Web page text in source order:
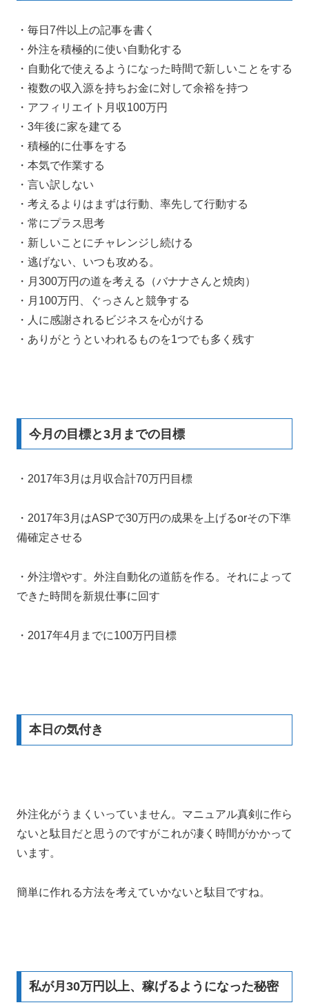
・毎日7件以上の記事を書く
・外注を積極的に使い自動化する
・自動化で使えるようになった時間で新しいことをする
・複数の収入源を持ちお金に対して余裕を持つ
・アフィリエイト月収100万円
・3年後に家を建てる
・積極的に仕事をする
・本気で作業する
・言い訳しない
・考えるよりはまずは行動、率先して行動する
・常にプラス思考
・新しいことにチャレンジし続ける
・逃げない、いつも攻める。
・月300万円の道を考える（バナナさんと焼肉）
・月100万円、ぐっさんと競争する
・人に感謝されるビジネスを心がける
・ありがとうといわれるものを1つでも多く残す
今月の目標と3月までの目標
・2017年3月は月収合計70万円目標
・2017年3月はASPで30万円の成果を上げるorその下準
備確定させる
・外注増やす。外注自動化の道筋を作る。それによって
できた時間を新規仕事に回す
・2017年4月までに100万円目標
本日の気付き
外注化がうまくいっていません。マニュアル真剣に作ら
ないと駄目だと思うのですがこれが凄く時間がかかって
います。
簡単に作れる方法を考えていかないと駄目ですね。
私が月30万円以上、稼げるようになった秘密